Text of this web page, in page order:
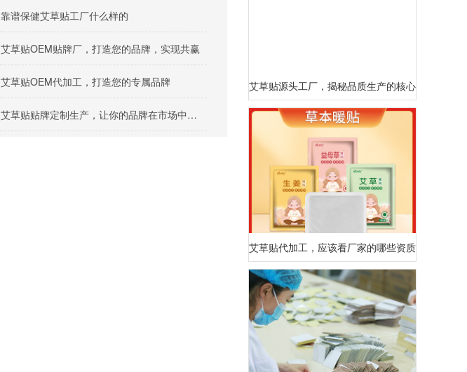
靠谱保健艾草贴工厂什么样的
艾草贴OEM贴牌厂，打造您的品牌，实现共赢
艾草贴OEM代加工，打造您的专属品牌
艾草贴贴牌定制生产，让你的品牌在市场中独树一帜！
艾草贴源头工厂，揭秘品质生产的核心基地
艾草贴代加工，应该看厂家的哪些资质？